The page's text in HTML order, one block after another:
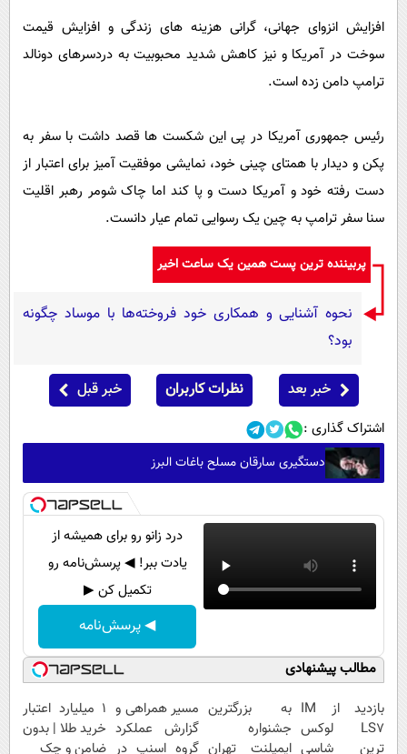
افزایش انزوای جهانی، گرانی هزینه های زندگی و افزایش قیمت
سوخت در آمریکا و نیز کاهش شدید محبوبیت به دردسرهای دونالد
ترامپ دامن زده است.
رئیس جمهوری آمریکا در پی این شکست ها قصد داشت با سفر به
پکن و دیدار با همتای چینی خود، نمایشی موفقیت آمیز برای اعتبار از
دست رفته خود و آمریکا دست و پا کند اما چاک شومر رهبر اقلیت
سنا سفر ترامپ به چین یک رسوایی تمام عیار دانست.
پربیننده ترین پست همین یک ساعت اخیر
نحوه آشنایی و همکاری خود فروخته‌ها با موساد چگونه
بود؟
خبر بعد نظرات کاربران خبر قبل
اشتراک گذاری :
دستگیری سارقان مسلح باغات البرز
درد زانو رو برای همیشه از
یادت ببر! ◀ پرسش‌نامه رو
تکمیل کن ▶
◀ پرسش‌نامه
مطالب پیشنهادی
بازدید از IM
LS7 لوکس
ترین شاسی
به بزرگترین
جشنواره
ایمپلنت تهران
مسیر همراهی و
گزارش عملکرد
گروه اسنپ در
۱ میلیارد اعتبار
خرید طلا | بدون
ضامن و چک